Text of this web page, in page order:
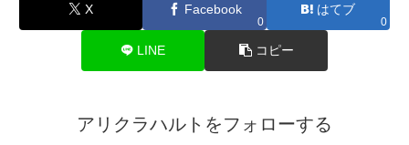
X Facebook
0
はてブ
0
LINE コピー
アリクラハルトをフォローする